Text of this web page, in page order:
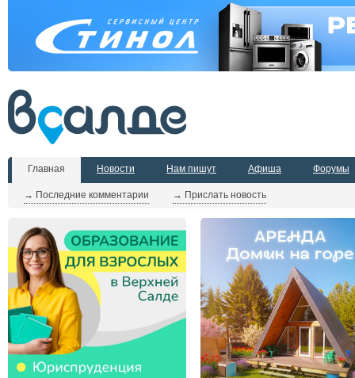
Главная
→ Последние комментарии → Прислать новость
Новости Нам пишут Афиша Форумы